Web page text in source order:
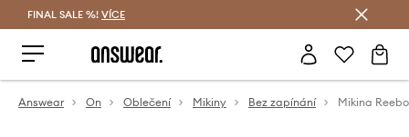
FINAL SALE %! VÍCE
Answear On Oblečení Mikiny Bez zapínání Mikina